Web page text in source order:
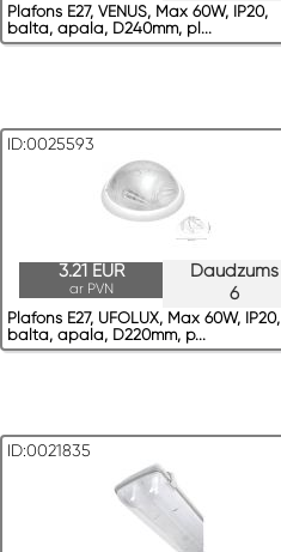
Plafons E27, VENUS, Max 60W, IP20,
balta, apaļa, D240mm, pl...
ID:0025593
Daudzums
6
3.21 EUR
ar PVN
Plafons E27, UFOLUX, Max 60W, IP20,
balta, apaļa, D220mm, p...
ID:0021835